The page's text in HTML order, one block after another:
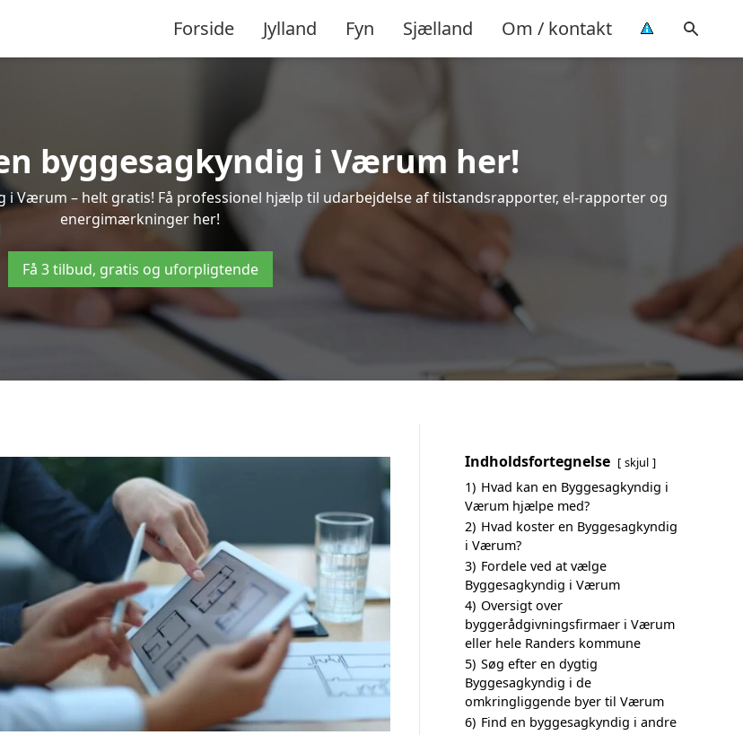
Forside Jylland Fyn Sjælland Om / kontakt
byggesagkyndig i Værum her!
Værum – helt gratis! Få professionel hjælp til udarbejdelse af tilstandsrapporter, el-rapporter og
energimærkninger her!
Få 3 tilbud, gratis og uforpligtende
Indholdsfortegnelse skjul
1) Hvad kan en Byggesagkyndig i
Værum hjælpe med?
2) Hvad koster en Byggesagkyndig
i Værum?
3) Fordele ved at vælge
Byggesagkyndig i Værum
4) Oversigt over
byggerådgivningsfirmaer i Værum
eller hele Randers kommune
5) Søg efter en dygtig
Byggesagkyndig i de
omkringliggende byer til Værum
6) Find en byggesagkyndig i andre